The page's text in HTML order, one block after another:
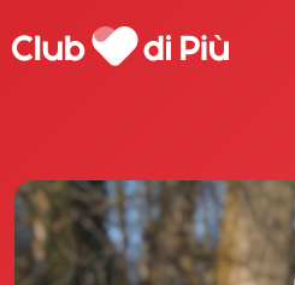
Scopri Club di Più